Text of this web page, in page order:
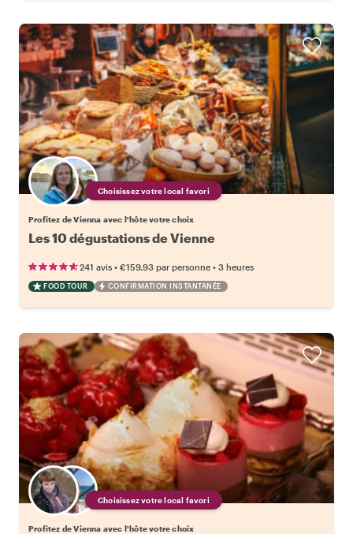
Choisissez votre local favori
Profitez de Vienna avec l'hôte votre choix
Les 10 dégustations de Vienne
241 avis • €159.93 par personne • 3 heures
FOOD TOUR CONFIRMATION INSTANTANÉE
Choisissez votre local favori
Profitez de Vienna avec l'hôte votre choix